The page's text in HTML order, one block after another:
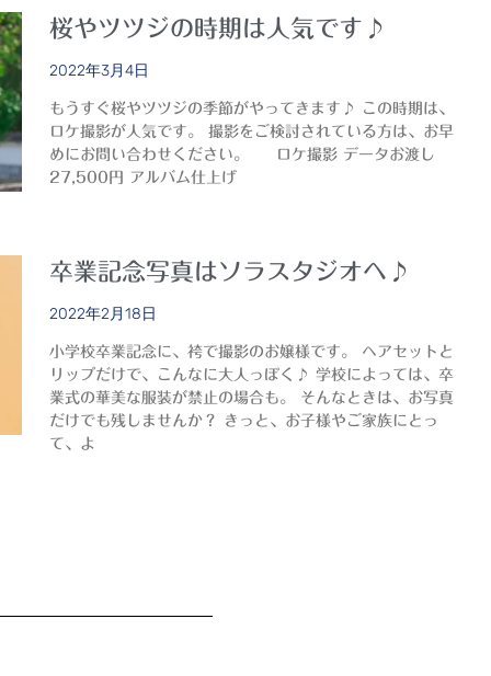
桜やツツジの時期は人気です♪
2022年3月4日
もうすぐ桜やツツジの季節がやってきます♪ この時期は、
ロケ撮影が人気です。 撮影をご検討されている方は、お早
めにお問い合わせください。 ロケ撮影 データお渡し
27,500円 アルバム仕上げ
卒業記念写真はソラスタジオへ♪
2022年2月18日
小学校卒業記念に、袴で撮影のお嬢様です。 ヘアセットと
リップだけで、こんなに大人っぽく♪ 学校によっては、卒
業式の華美な服装が禁止の場合も。 そんなときは、お写真
だけでも残しませんか？ きっと、お子様やご家族にとっ
て、よ